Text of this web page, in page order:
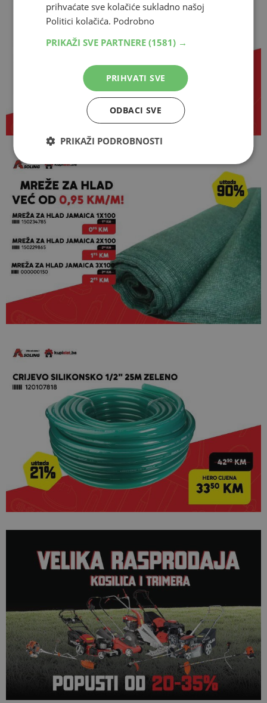
prihvaćate sve kolačiće sukladno našoj
Politici kolačića. Podrobno
PRIKAŽI SVE PARTNERE (1581) →
PRIHVATI SVE
ODBACI SVE
PRIKAŽI PODROBNOSTI